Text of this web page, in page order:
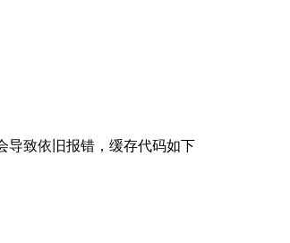
导致依旧报错，缓存代码如下